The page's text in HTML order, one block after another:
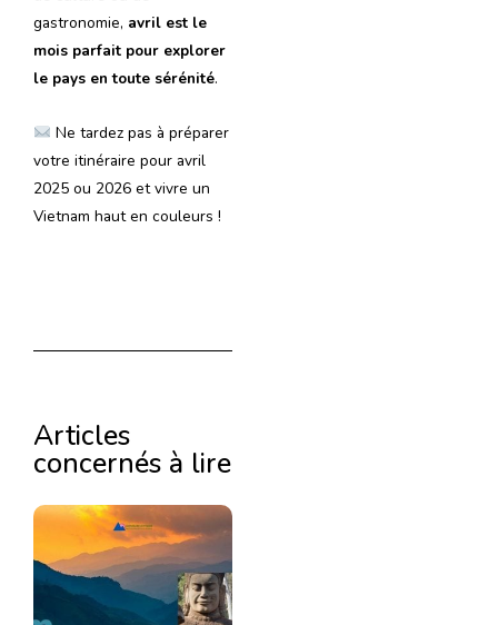
gastronomie, avril est le
mois parfait pour explorer
le pays en toute sérénité.
Ne tardez pas à préparer
votre itinéraire pour avril
2025 ou 2026 et vivre un
Vietnam haut en couleurs !
Articles
concernés à lire